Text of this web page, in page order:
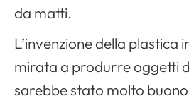
da matti.
L’invenzione della plastica
mirata a produrre oggetti
sarebbe stato molto